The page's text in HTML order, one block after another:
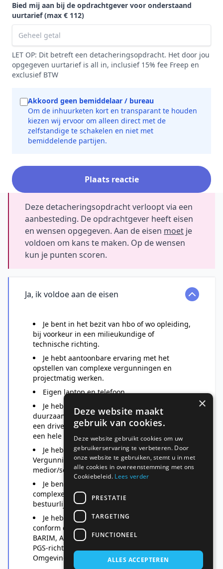
Bied mij aan bij de opdrachtgever voor onderstaand
uurtarief(max € 112)
LET OP: Dit betreft een detacheringsopdracht. Het door jou
opgegeven uurtarief is all in, inclusief 15% fee Freep en
exclusief BTW
Akkoord geen bemiddelaar / bureau
Om de inhuurketen kort en transparant te houden
kiezen wij ervoor om alleen direct met de
zelfstandige te schakelen en niet met
bemiddelende partijen.
Plaats reactie
Deze detacheringsopdracht verloopt via een
aanbesteding. De opdrachtgever heeft eisen
en wensen opgegeven. Aan de eisen moet je
voldoen om kans te maken. Op de wensen
kun je punten scoren.
Ja, ik voldoe aan de eisen
Je bent in het bezit van hbo of wo opleiding,
bij voorkeur in een milieukundige of
technische richting.
Je hebt aantoonbare ervaring met het
opstellen van complexe vergunningen en
projectmatig werken.
Eigen laptop en telefoon
Je hebt een enorme passie voor
duurzaamheid, gezondheid en veiligheid. Met
een drive voor de duurzame ontwikkeling van
een hele regio.
Je hebt ruime ervaring als
Vergunningverlener Milieu (ruime
medior/senior), dit is een must.
Je bent in staat regie te voeren en
complexere zaken te behandelen. Vaak in een
bestuurlijke context.
Je hebt kennis van wet- en regelgeving
conform de kwaliteitscriteria 2.1. (Seveso, BEVI,
BARIM, Awb en diverse BBT-documenten, zoals
PGS-richtlijnen) en kennis van de
Omgevingswet.
×
Deze website maakt
gebruik van cookies.
Deze website gebruikt cookies om uw
gebruikerservaring te verbeteren. Door
onze website te gebruiken, stemt u in met
alle cookies in overeenstemming met ons
Cookiebeleid. Lees verder
PRESTATIE
TARGETING
FUNCTIONEEL
ALLES ACCEPTEREN